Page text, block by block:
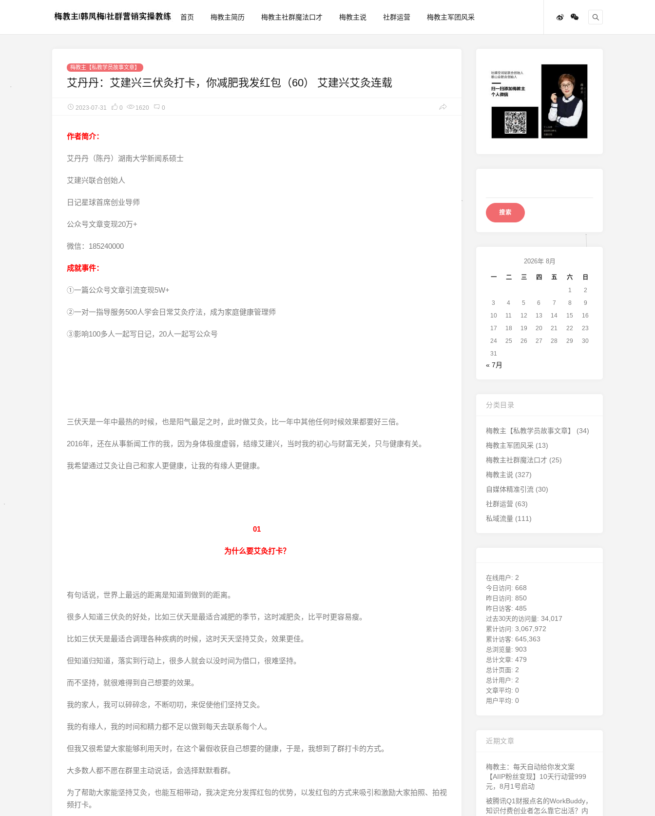
首页 梅教主简历 梅教主社群魔法口才 梅教主说 社群运营 梅教主军团风采
梅教主【私教学员故事文章】
艾丹丹：艾建兴三伏灸打卡，你减肥我发红包（60） 艾建兴艾灸连载
2023-07-31 0 1620 0
作者简介：
艾丹丹（陈丹）湖南大学新闻系硕士
艾建兴联合创始人
日记星球首席创业导师
公众号文章变现20万+
微信：185240000
成就事件：
①一篇公众号文章引流变现5W+
②一对一指导服务500人学会日常艾灸疗法，成为家庭健康管理师
③影响100多人一起写日记，20人一起写公众号
三伏天是一年中最热的时候，也是阳气最足之时，此时做艾灸，比一年中其他任何时候效果都要好三倍。
2016年，还在从事新闻工作的我，因为身体极度虚弱，结缘艾建兴，当时我的初心与财富无关，只与健康有关。
我希望通过艾灸让自己和家人更健康，让我的有缘人更健康。
01
为什么要艾灸打卡？
有句话说，世界上最远的距离是知道到做到的距离。
很多人知道三伏灸的好处，比如三伏天是最适合减肥的季节，这时减肥灸，比平时更容易瘦。
比如三伏天是最适合调理各种疾病的时候，这时天天坚持艾灸，效果更佳。
但知道归知道，落实到行动上，很多人就会以没时间为借口，很难坚持。
而不坚持，就很难得到自己想要的效果。
我的家人，我可以碎碎念，不断叨叨，来促使他们坚持艾灸。
我的有缘人，我的时间和精力都不足以做到每天去联系每个人。
但我又很希望大家能够利用天时，在这个暑假收获自己想要的健康，于是，我想到了群打卡的方式。
大多数人都不愿在群里主动说话，会选择默默看群。
为了帮助大家能坚持艾灸，也能互相带动，我决定充分发挥红包的优势，以发红包的方式来吸引和激励大家拍照、拍视
频打卡。
2026年 8月
一 二 三 四 五 六
日
1
2
3
4 5 6 7 8
9
10
11 12 13 14 15
16
17
18 19 20 21 22
23
24
25 26 27 28 29
30
31
« 7月
分类目录
梅教主【私教学员故事文章】
(34)
梅教主军团风采 (13)
梅教主社群魔法口才 (25)
梅教主说 (327)
自媒体精准引流 (30)
社群运营 (63)
私域流量 (111)
在线用户: 2
今日访问: 668
昨日访问: 850
昨日访客: 485
过去30天的访问量: 34,017
累计访问: 3,067,972
累计访客: 645,363
总浏览量: 903
总计文章: 479
总计页面: 2
总计用户: 2
文章平均: 0
用户平均: 0
近期文章
梅教主：每天自动给你发文案
【AIIP粉丝变现】10天行动营999
元，8月1号启动
被腾讯Q1财报点名的WorkBuddy，
知识付费创业者怎么靠它出活？内